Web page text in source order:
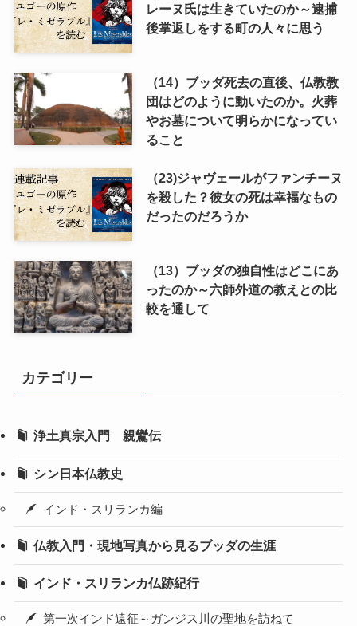
レーヌ氏は生きていたのか～逮捕
後掌返しをする町の人々に思う
（14）ブッダ死去の直後、仏教教
団はどのように動いたのか。火葬
やお墓について明らかになってい
ること
（23)ジャヴェールがファンチーヌ
を殺した？彼女の死は幸福なもの
だったのだろうか
（13）ブッダの独自性はどこにあ
ったのか～六師外道の教えとの比
較を通して
カテゴリー
浄土真宗入門 親鸞伝
シン日本仏教史
インド・スリランカ編
仏教入門・現地写真から見るブッダの生涯
インド・スリランカ仏跡紀行
第一次インド遠征～ガンジス川の聖地を訪ねて